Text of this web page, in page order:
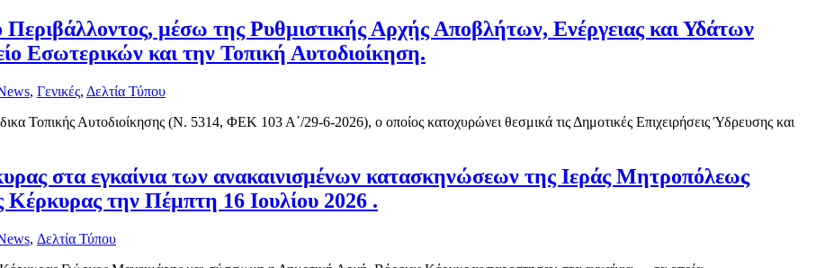
μέσω της Ρυθμιστικής Αρχής Αποβλήτων, Ενέργειας και Υδάτων
Εσωτερικών και την Τοπική Αυτοδιοίκηση.
, Γενικές, Δελτία Τύπου
Τοπικής Αυτοδιοίκησης (Ν. 5314, ΦΕΚ 103 Α΄/29-6-2026), ο οποίος κατοχυρώνει θεσμικά τις Δημοτικές Επιχειρήσεις Ύδρευσης και
στα εγκαίνια των ανακαινισμένων κατασκηνώσεων της Ιεράς Μητροπόλεως
την Πέμπτη 16 Ιουλίου 2026 .
, Δελτία Τύπου